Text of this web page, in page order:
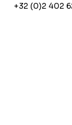
+32 (0)2 402